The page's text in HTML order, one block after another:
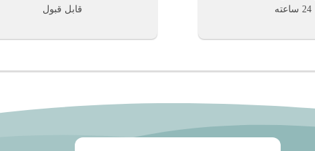
24 ساعته قابل قبول